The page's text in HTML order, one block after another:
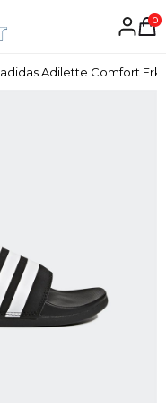
0
adidas Adilette Comfort